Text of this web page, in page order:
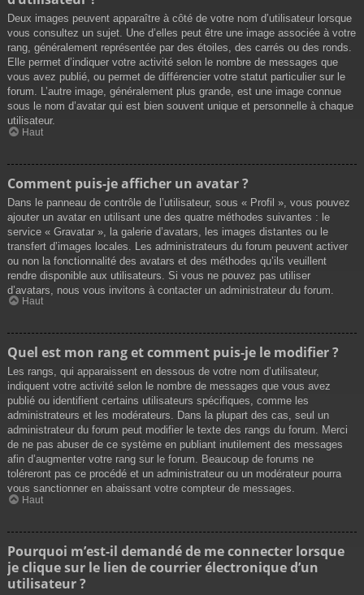
Deux images peuvent apparaître à côté de votre nom d’utilisateur lorsque
vous consultez un sujet. Une d’elles peut être une image associée à votre
rang, généralement représentée par des étoiles, des carrés ou des ronds.
Elle permet d’indiquer votre activité selon le nombre de messages que
vous avez publié, ou permet de différencier votre statut particulier sur le
forum. L’autre image, généralement plus grande, est une image connue
sous le nom d’avatar qui est bien souvent unique et personnelle à chaque
utilisateur.
Haut
Comment puis-je afficher un avatar ?
Dans le panneau de contrôle de l’utilisateur, sous « Profil », vous pouvez
ajouter un avatar en utilisant une des quatre méthodes suivantes : le
service « Gravatar », la galerie d’avatars, les images distantes ou le
transfert d’images locales. Les administrateurs du forum peuvent activer
ou non la fonctionnalité des avatars et des méthodes qu’ils veuillent
rendre disponible aux utilisateurs. Si vous ne pouvez pas utiliser
d’avatars, nous vous invitons à contacter un administrateur du forum.
Haut
Quel est mon rang et comment puis-je le modifier ?
Les rangs, qui apparaissent en dessous de votre nom d’utilisateur,
indiquent votre activité selon le nombre de messages que vous avez
publié ou identifient certains utilisateurs spécifiques, comme les
administrateurs et les modérateurs. Dans la plupart des cas, seul un
administrateur du forum peut modifier le texte des rangs du forum. Merci
de ne pas abuser de ce système en publiant inutilement des messages
afin d’augmenter votre rang sur le forum. Beaucoup de forums ne
toléreront pas ce procédé et un administrateur ou un modérateur pourra
vous sanctionner en abaissant votre compteur de messages.
Haut
Pourquoi m’est-il demandé de me connecter lorsque
je clique sur le lien de courrier électronique d’un
utilisateur ?